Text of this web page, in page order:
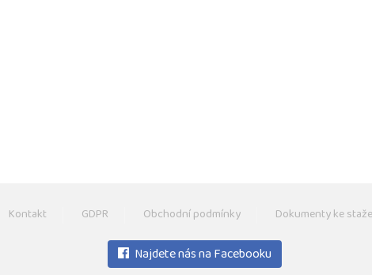
Kontakt GDPR Obchodní podmínky Dokumenty ke
Najdete nás na Facebooku